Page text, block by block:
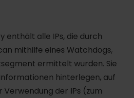
enthält alle IPs, die durch
mithilfe eines Watchdogs,
ermittelt wurden. Sie
hinterlegen, auf
Verwendung der IPs (zum